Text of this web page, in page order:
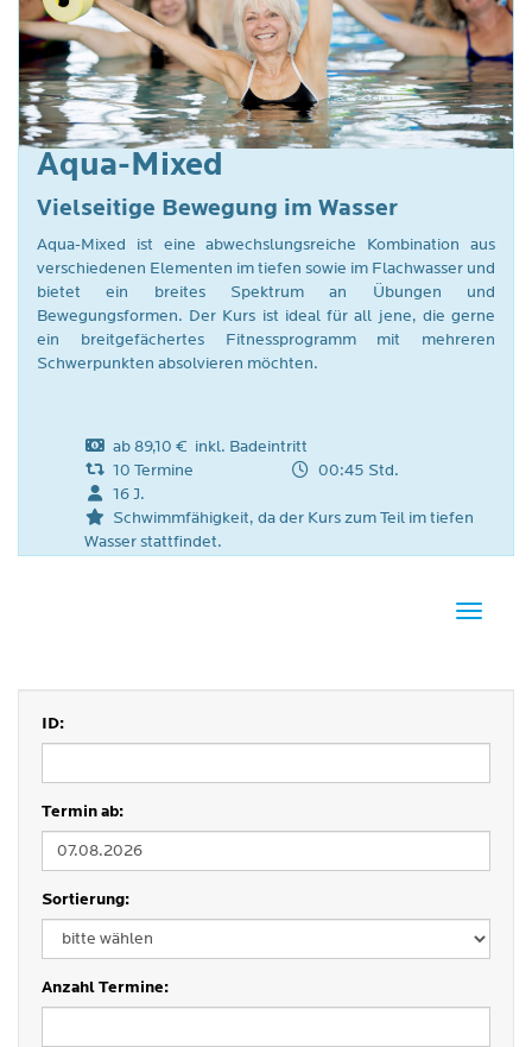
Aqua-Mixed
Vielseitige Bewegung im Wasser
Aqua-Mixed ist eine abwechslungsreiche Kombination aus
verschiedenen Elementen im tiefen sowie im Flachwasser und
bietet ein breites Spektrum an Übungen und
Bewegungsformen. Der Kurs ist ideal für all jene, die gerne
ein breitgefächertes Fitnessprogramm mit mehreren
Schwerpunkten absolvieren möchten.
ab 89,10 € inkl. Badeintritt
10 Termine
00:45 Std.
16 J.
Schwimmfähigkeit, da der Kurs zum Teil im tiefen
Wasser stattfindet.
ID:
Termin ab:
Sortierung:
Anzahl Termine: